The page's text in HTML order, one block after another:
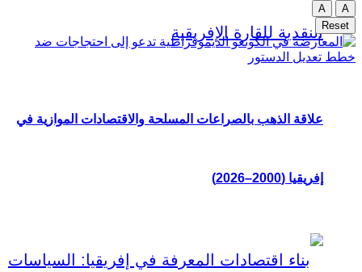
علاقة الذهب بالصراعات المسلحة والاقتصادات الموازية في
إفريقيا (2000–2026)
A
A
Reset